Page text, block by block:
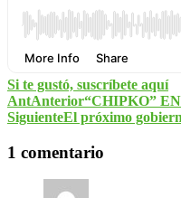
Si te gustó, suscríbete aquí
AntAnterior“CHIPKO”
SiguienteEl próximo
1 comentario